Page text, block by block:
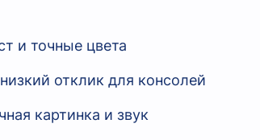
и точные цвета
отклик для консолей
картинка и звук